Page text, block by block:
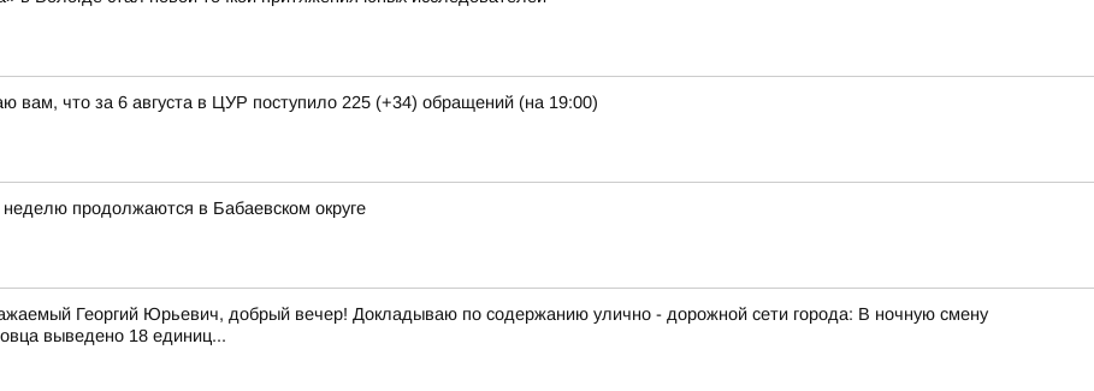
вам, что за 6 августа в ЦУР поступило 225 (+34) обращений (на 19:00)
продолжаются в Бабаевском округе
Георгий Юрьевич, добрый вечер! Докладываю по содержанию улично - дорожной сети города: В ночную смену
выведено 18 единиц...